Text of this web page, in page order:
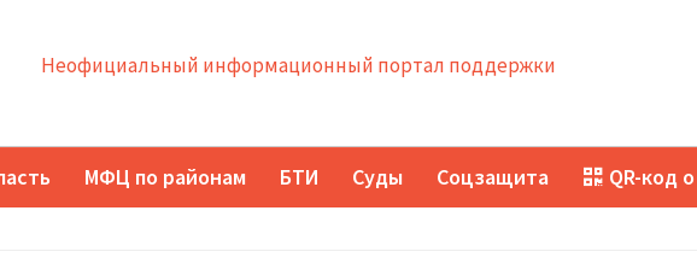
Неофициальный информационный портал поддержки
МФЦ по районам БТИ Суды Соцзащита QR-код